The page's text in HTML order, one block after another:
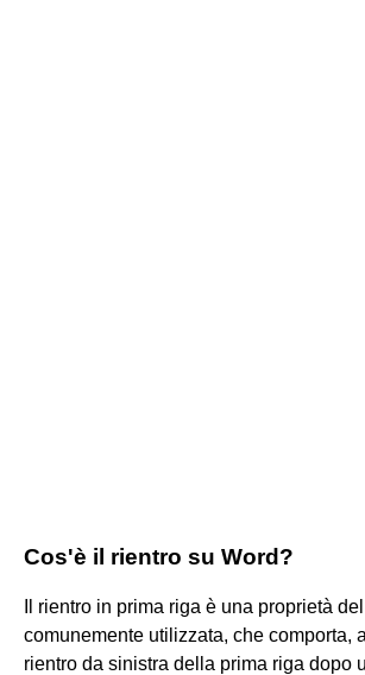
Cos'è il rientro su Word?
Il rientro in prima riga è una proprietà
comunemente utilizzata, che comporta,
rientro da sinistra della prima riga dopo